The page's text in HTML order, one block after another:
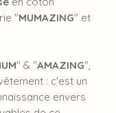
"MUMAZING" et
" & "AMAZING",
: c'est un
envers